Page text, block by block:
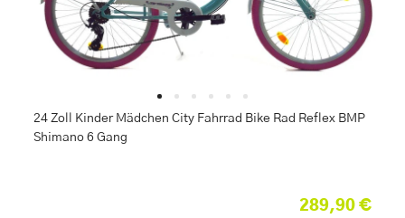
24 Zoll Kinder Mädchen City Fahrrad Bike Rad Reflex BMP
Shimano 6 Gang
289,90 €